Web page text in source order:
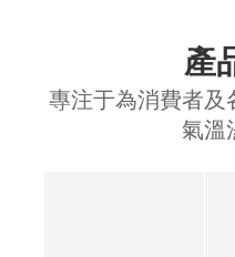
產
專注于為消費者及
氣溫